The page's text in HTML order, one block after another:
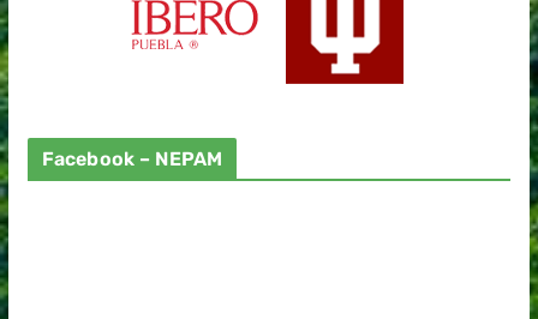
Facebook – NEPAM